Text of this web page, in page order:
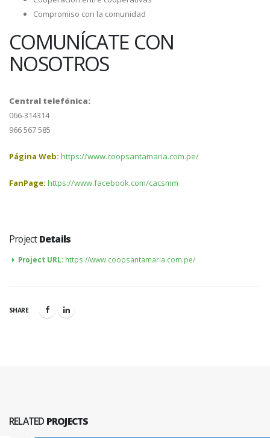
Compromiso con la comunidad
COMUNÍCATE CON
NOSOTROS
Central telefónica:
066-314314
966 567 585
Página Web: https://www.coopsantamaria.com.pe/
FanPage: https://www.facebook.com/cacsmm
ProjectDetails
Project URL: https://www.coopsantamaria.com.pe/
SHARE
RELATED PROJECTS